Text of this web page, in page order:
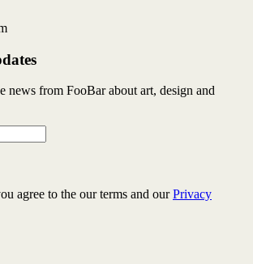
news from FooBar about art, design and
agree to the our terms and ourPrivacy